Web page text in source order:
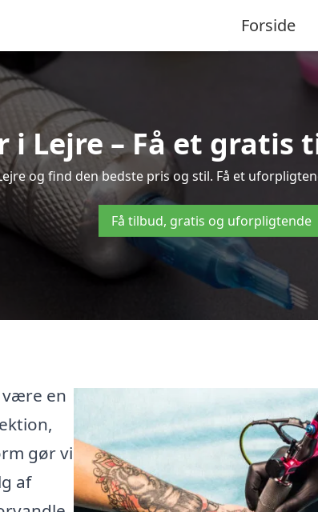
Forside
i Lejre – Få et
og find den bedste pris og stil. Få et
Få tilbud, gratis og uforpligtende
en
gør vi
af